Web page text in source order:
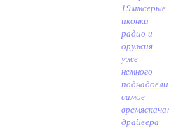
19ммсерые
иконки
радио и
оружия
уже
немного
поднадоели
самое
время
драйвера